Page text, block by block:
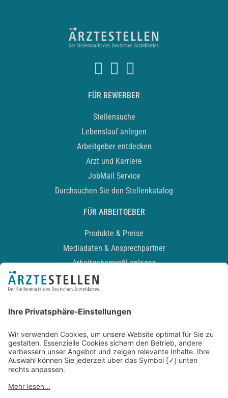
FÜR BEWERBER
Stellensuche
Lebenslauf anlegen
Arbeitgeber entdecken
Arzt und Karriere
JobMail Service
Durchsuchen Sie den Stellenkatalog
FÜR ARBEITGEBER
Produkte & Preise
Mediadaten & Ansprechpartner
Arbeitgeberprofil anlegen
Recruiting-Podcast
Kontakt
Datenschutz
Newsletter